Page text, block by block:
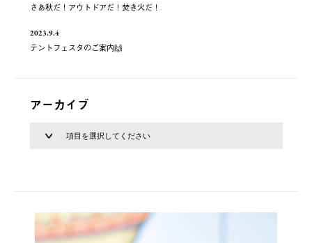
さあ秋だ！アウトドアだ！焚き火だ！
2023.9.4
テントフェスタのご案内🙌
アーカイブ